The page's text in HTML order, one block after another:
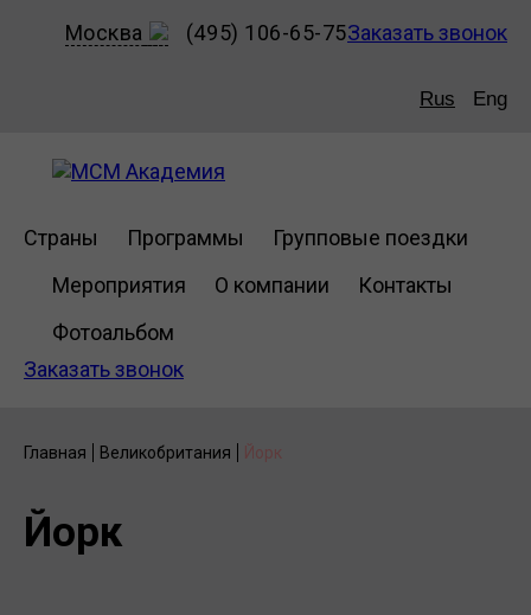
Москва (495) 106-65-75Заказать звонок
Rus Eng
Страны Программы
Групповые поездки
Мероприятия
О компании
Контакты
Фотоальбом
Заказать звонок
Главная Великобритания Йорк
Йорк